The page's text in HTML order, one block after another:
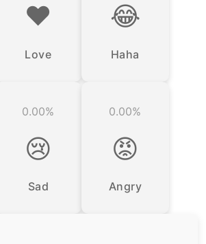
❤️
Love
😂
Haha
0.00%
😢
Sad
0.00%
😡
Angry